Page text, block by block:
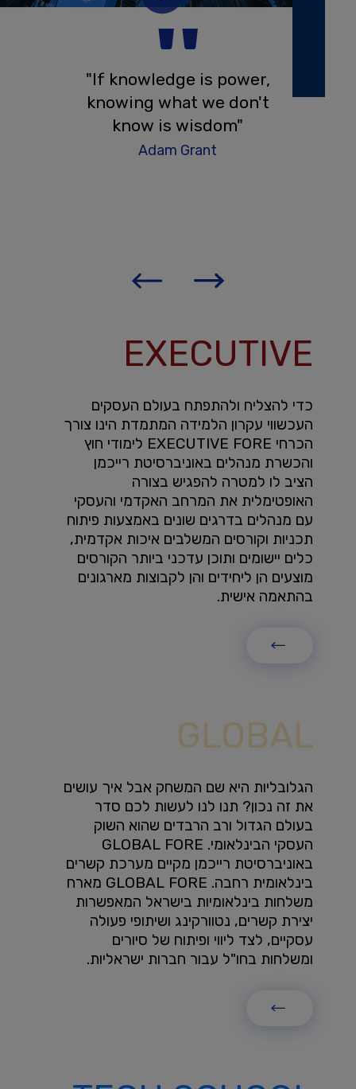
''
"If knowledge is power,
knowing what we don't
know is wisdom"
Adam Grant
EXECUTIVE
כדי להצליח ולהתפתח בעולם העסקים
העכשווי עקרון הלמידה המתמדת הינו צורך
הכרחי EXECUTIVE FORE לימודי חוץ
והכשרת מנהלים באוניברסיטת רייכמן
הציב לו למטרה להפגיש בצורה
האופטימלית את המרחב האקדמי והעסקי
עם מנהלים בדרגים שונים באמצעות פיתוח
תכניות וקורסים המשלבים איכות אקדמית,
כלים יישומים ותוכן עדכני ביותר הקורסים
מוצעים הן ליחידים והן לקבוצות מארגונים
בהתאמה אישית.
GLOBAL
הגלובליות היא שם המשחק אבל איך עושים
את זה נכון? תנו לנו לעשות לכם סדר
בעולם הגדול ורב הרבדים שהוא השוק
העסקי הבינלאומי. GLOBAL FORE
באוניברסיטת רייכמן מקיים מערכת קשרים
בינלאומית רחבה. GLOBAL FORE מארח
משלחות בינלאומיות בישראל המאפשרות
יצירת קשרים, נטוורקינג ושיתופי פעולה
עסקיים, לצד ליווי ופיתוח של סיורים
ומשלחות בחו"ל עבור חברות ישראליות.